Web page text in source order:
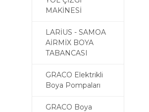
MAKİNESİ
LARİUS - SAMOA
AİRMİX BOYA
TABANCASI
GRACO Elektrikli
Boya Pompaları
GRACO Boya